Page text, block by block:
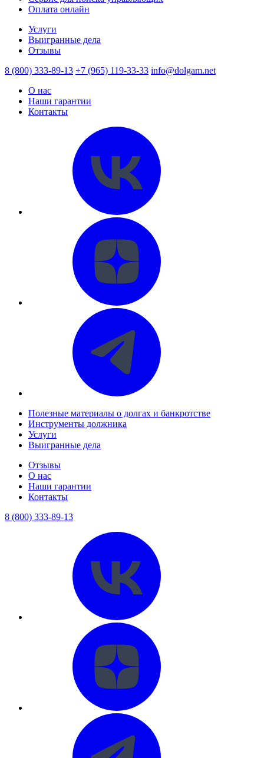
Оплата онлайн
Услуги
Выигранные дела
Отзывы
8 (800) 333-89-13 +7 (965) 119-33-33 info@dolgam.net
О нас
Наши гарантии
Контакты
Полезные материалы о долгах и банкротстве
Инструменты должника
Услуги
Выигранные дела
Отзывы
О нас
Наши гарантии
Контакты
8 (800) 333-89-13